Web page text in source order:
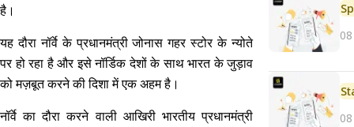
है।
यह दौरा नॉर्वे के प्रधानमंत्री जोनास गहर स्टोर के न्योते
पर हो रहा है और इसे नॉर्डिक देशों के साथ भारत के जुड़ाव
को मज़बूत करने की दिशा में एक अहम है।
नॉर्वे का दौरा करने वाली आखिरी भारतीय प्रधानमंत्री